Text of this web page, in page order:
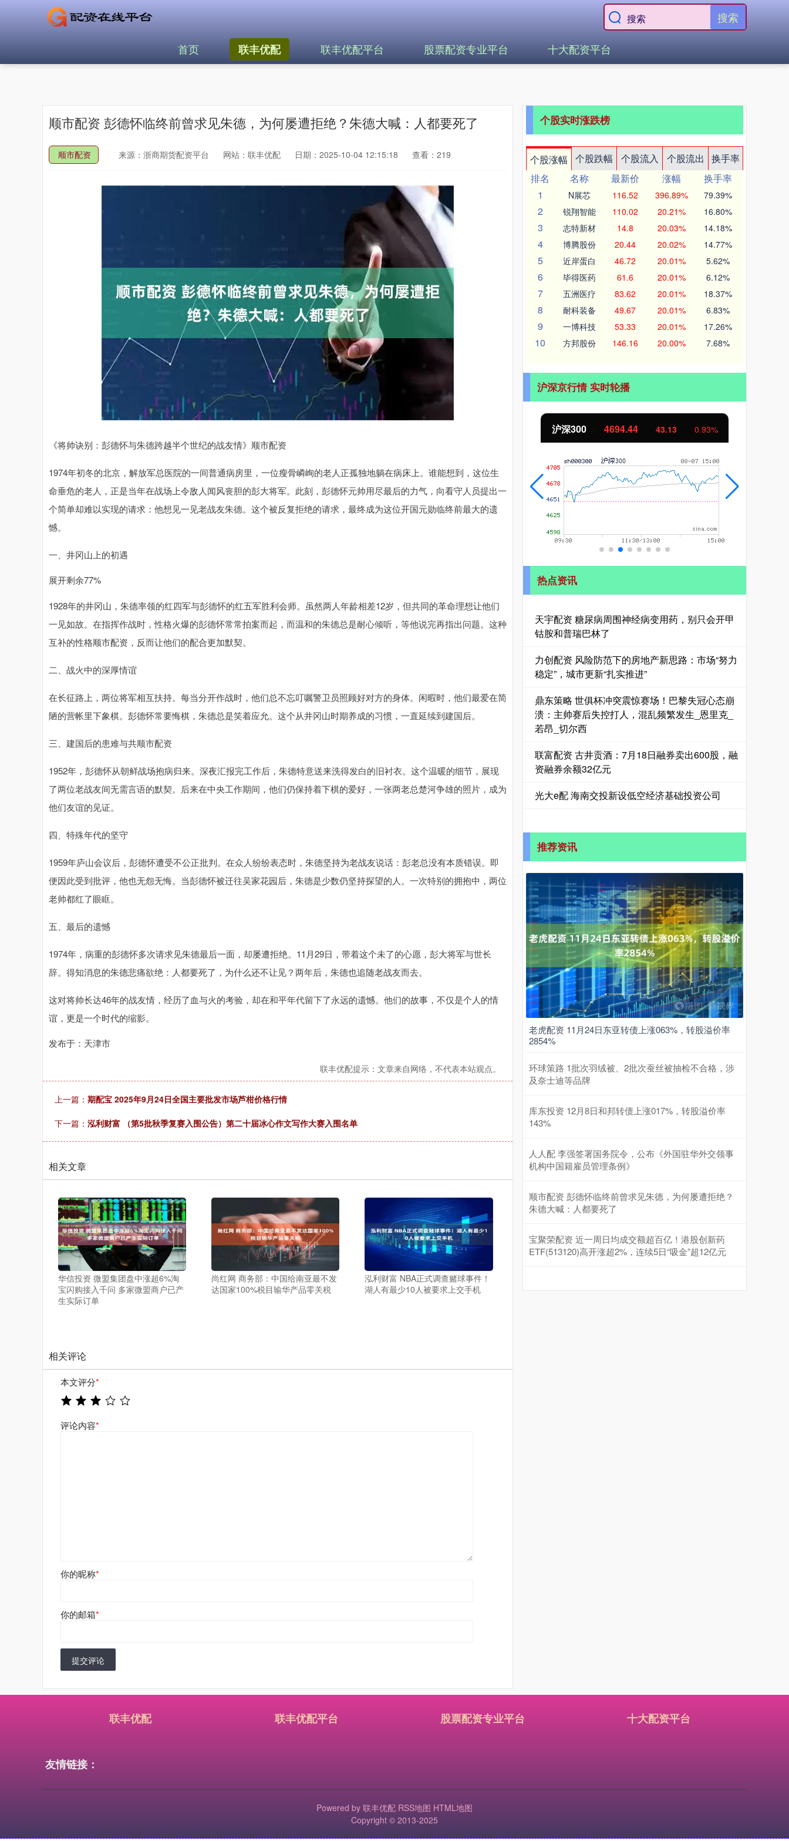
搜索
首页 联丰优配 联丰优配平台 股票配资专业平台 十大配资平台
顺市配资 彭德怀临终前曾求见朱德，为何屡遭拒绝？朱德大喊：人都要死了
顺市配资 来源：浙商期货配资平台 网站：联丰优配 日期：2025-10-04 12:15:18 查看：219
《将帅诀别：彭德怀与朱德跨越半个世纪的战友情》顺市配资
1974年初冬的北京，解放军总医院的一间普通病房里，一位瘦骨嶙峋的老人正孤独地躺在病床上。谁能想到，这位生
命垂危的老人，正是当年在战场上令敌人闻风丧胆的彭大将军。此刻，彭德怀元帅用尽最后的力气，向看守人员提出一
个简单却难以实现的请求：他想见一见老战友朱德。这个被反复拒绝的请求，最终成为这位开国元勋临终前最大的遗
憾。
一、井冈山上的初遇
展开剩余77%
1928年的井冈山，朱德率领的红四军与彭德怀的红五军胜利会师。虽然两人年龄相差12岁，但共同的革命理想让他们
一见如故。在指挥作战时，性格火爆的彭德怀常常拍案而起，而温和的朱德总是耐心倾听，等他说完再指出问题。这种
互补的性格顺市配资，反而让他们的配合更加默契。
二、战火中的深厚情谊
在长征路上，两位将军相互扶持。每当分开作战时，他们总不忘叮嘱警卫员照顾好对方的身体。闲暇时，他们最爱在简
陋的营帐里下象棋。彭德怀常要悔棋，朱德总是笑着应允。这个从井冈山时期养成的习惯，一直延续到建国后。
三、建国后的患难与共顺市配资
1952年，彭德怀从朝鲜战场抱病归来。深夜汇报完工作后，朱德特意送来洗得发白的旧衬衣。这个温暖的细节，展现
了两位老战友间无需言语的默契。后来在中央工作期间，他们仍保持着下棋的爱好，一张两老总楚河争雄的照片，成为
他们友谊的见证。
四、特殊年代的坚守
1959年庐山会议后，彭德怀遭受不公正批判。在众人纷纷表态时，朱德坚持为老战友说话：彭老总没有本质错误。即
便因此受到批评，他也无怨无悔。当彭德怀被迁往吴家花园后，朱德是少数仍坚持探望的人。一次特别的拥抱中，两位
老帅都红了眼眶。
五、最后的遗憾
1974年，病重的彭德怀多次请求见朱德最后一面，却屡遭拒绝。11月29日，带着这个未了的心愿，彭大将军与世长
辞。得知消息的朱德悲痛欲绝：人都要死了，为什么还不让见？两年后，朱德也追随老战友而去。
这对将帅长达46年的战友情，经历了血与火的考验，却在和平年代留下了永远的遗憾。他们的故事，不仅是个人的情
谊，更是一个时代的缩影。
发布于：天津市
联丰优配提示：文章来自网络，不代表本站观点。
上一篇： 期配宝 2025年9月24日全国主要批发市场芦柑价格行情
下一篇： 泓利财富 （第5批秋季复赛入围公告）第二十届冰心作文写作大赛入围名单
相关文章
华信投资 微盟集团盘中涨超6%淘
宝闪购接入千问 多家微盟商户已产
生实际订单
尚红网 商务部：中国给南亚最不发
达国家100%税目输华产品零关税
泓利财富 NBA正式调查赌球事件！
湖人有最少10人被要求上交手机
相关评论
本文评分*
评论内容*
你的昵称*
你的邮箱*
提交评论
个股实时涨跌榜
个股涨幅 个股跌幅 个股流入 个股流出
换手率
排名
名称 最新价 涨幅
换手率
1
N展芯 116.52 396.89% 79.39%
2 锐翔智能 110.02 20.21% 16.80%
3 志特新材 14.8 20.03% 14.18%
4 博腾股份 20.44 20.02% 14.77%
5 近岸蛋白 46.72 20.01% 5.62%
6 毕得医药 61.6 20.01% 6.12%
7 五洲医疗 83.62 20.01% 18.37%
8 耐科装备 49.67 20.01% 6.83%
9 一博科技 53.33 20.01% 17.26%
10 方邦股份 146.16 20.00% 7.68%
沪深京行情 实时轮播
北证50 1134.24 11.37 1.01%
热点资讯
天宇配资 糖尿病周围神经病变用药，别只会开甲
钴胺和普瑞巴林了
力创配资 风险防范下的房地产新思路：市场“努力
稳定”，城市更新“扎实推进”
鼎东策略 世俱杯冲突震惊赛场！巴黎失冠心态崩
溃：主帅赛后失控打人，混乱频繁发生_恩里克_
若昂_切尔西
联富配资 古井贡酒：7月18日融券卖出600股，融
资融券余额32亿元
光大e配 海南交投新设低空经济基础投资公司
推荐资讯
老虎配资 11月24日东亚转债上涨063%，转股溢价率
2854%
环球策路 1批次羽绒被、2批次蚕丝被抽检不合格，涉
及奈士迪等品牌
库东投资 12月8日和邦转债上涨017%，转股溢价率
143%
人人配 李强签署国务院令，公布《外国驻华外交领事
机构中国籍雇员管理条例》
顺市配资 彭德怀临终前曾求见朱德，为何屡遭拒绝？
朱德大喊：人都要死了
宝聚荣配资 近一周日均成交额超百亿！港股创新药
ETF(513120)高开涨超2%，连续5日“吸金”超12亿元
联丰优配 联丰优配平台 股票配资专业平台 十大配资平台
友情链接：
Powered by 联丰优配 RSS地图 HTML地图
Copyright © 2013-2025